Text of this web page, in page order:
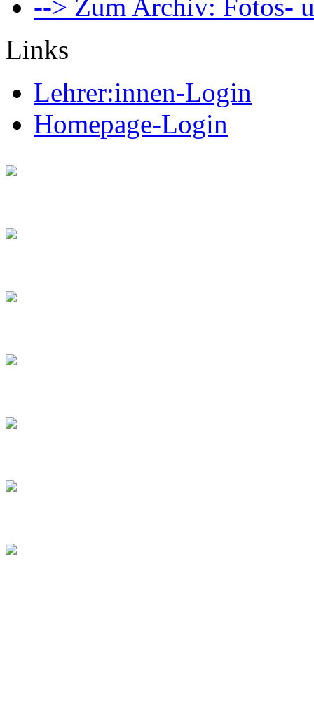
--> Zum Archiv: Fotos-
Links
Lehrer:innen-Login
Homepage-Login